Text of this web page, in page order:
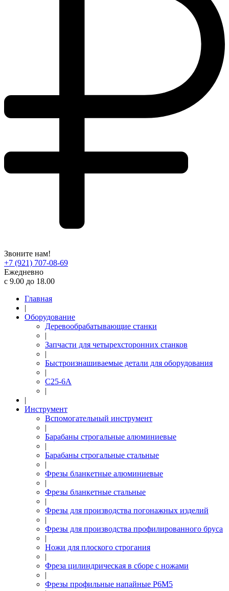
Звоните нам!
+7 (921) 707-08-69
Ежедневно
с 9.00 до 18.00
Главная
|
Оборудование
Деревообрабатывающие станки
|
Запчасти для четырехсторонних станков
|
Быстроизнашиваемые детали для оборудования
|
С25-6А
|
|
Инструмент
Вспомогательный инструмент
|
Барабаны строгальные алюминиевые
|
Барабаны строгальные стальные
|
Фрезы бланкетные алюминиевые
|
Фрезы бланкетные стальные
|
Фрезы для производства погонажных изделий
|
Фрезы для производства профилированного бруса
|
Ножи для плоского строгания
|
Фреза цилиндрическая в сборе с ножами
|
Фрезы профильные напайные Р6М5